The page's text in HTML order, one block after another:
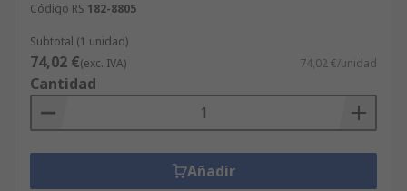
Código RS 182-8805
Subtotal (1 unidad)
74,02 €(exc. IVA) 74,02 €/unidad
Cantidad
Añadir